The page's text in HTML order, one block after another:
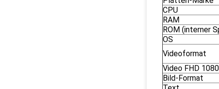
CPU
RAM
ROM (interner
OS
Videoformat
Video FHD
Bild-Format